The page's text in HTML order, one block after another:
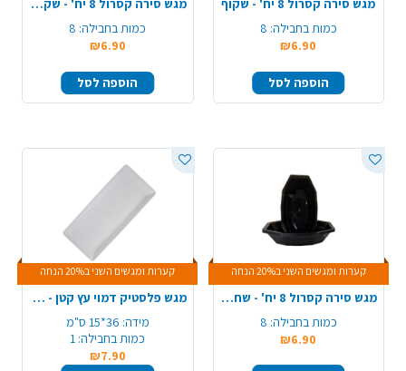
מגש סירה קסרול 8 יח' - שקוף
כמות בחבילה: 8
₪6.90
הוספה לסל
מגש סירה קסרול 8 יח' - שקוף ניצוצות זהב
כמות בחבילה: 8
₪6.90
הוספה לסל
קערות ומגשים השני ב20% הנחה
מגש סירה קסרול 8 יח' - שחור ניצוצות זהב
כמות בחבילה: 8
₪6.90
קערות ומגשים השני ב20% הנחה
מגש פלסטיק דמוי עץ קטן - לבן
מידה: 36*15 ס"מ
כמות בחבילה: 1
₪7.90